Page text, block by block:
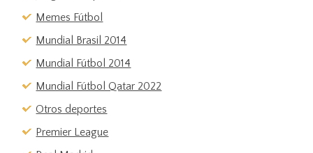
Memes Fútbol
Mundial Brasil 2014
Mundial Fútbol 2014
Mundial Fútbol Qatar 2022
Otros deportes
Premier League